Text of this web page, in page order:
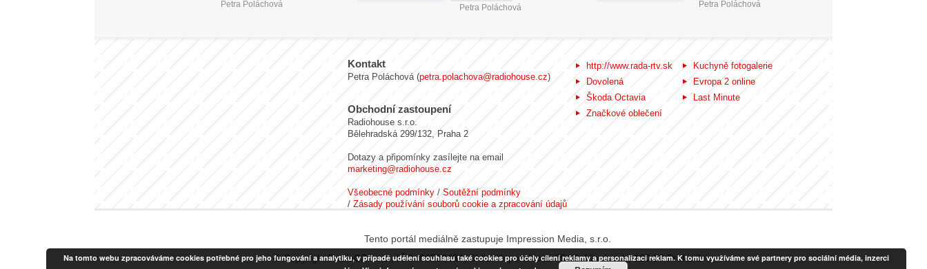
Petra Poláchová
Petra Poláchová
Petra Poláchová
Kontakt
Petra Poláchová (petra.polachova@radiohouse.cz)
Obchodní zastoupení
Radiohouse s.r.o.
Bělehradská 299/132, Praha 2
Dotazy a připomínky zasílejte na email
marketing@radiohouse.cz
Všeobecné podmínky/Soutěžní podmínky
/Zásady používání souborů cookie a zpracování údajů
http://www.rada-rtv.sk
Kuchyně fotogalerie
Dovolená
Evropa 2 online
Škoda Octavia
Last Minute
Značkové oblečení
Tento portál mediálně zastupuje Impression Media, s.r.o.
© Copyright RadiaCZ s.r.o., IČO: 06533434, Sídlo: Koperníkova 794/6, Vinohrady, 120 00 Praha 2
Na tomto webu zpracováváme cookies potřebné pro jeho fungování a analytiku, v případě udělení souhlasu také cookies pro účely cílení reklamy a personalizaci reklam. K tomu využíváme své partnery pro sociální média, inzerci